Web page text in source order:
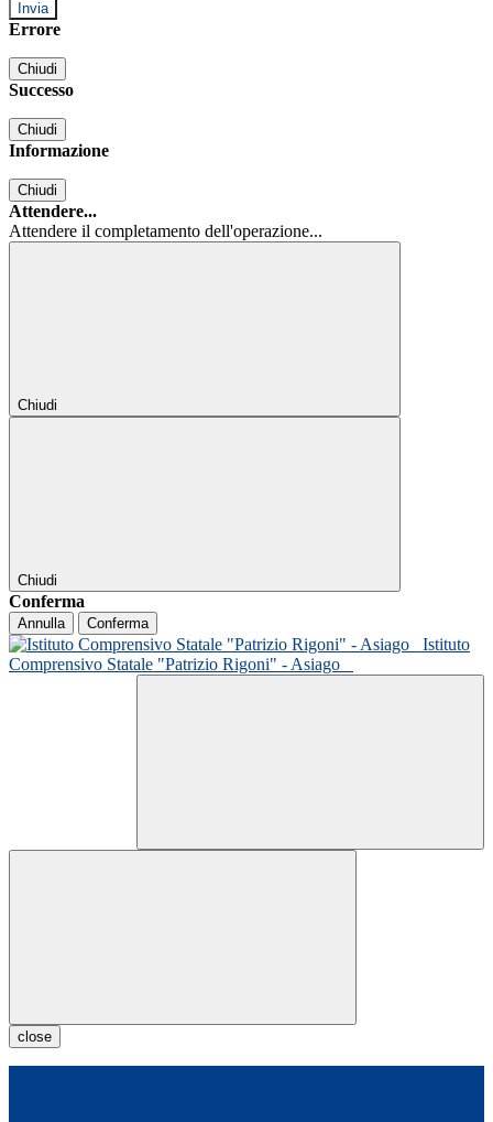
Errore
Chiudi
Successo
Chiudi
Informazione
Chiudi
Attendere...
Attendere il completamento dell'operazione...
Chiudi
Chiudi
Conferma
Annulla Conferma
Istituto
Comprensivo Statale "Patrizio Rigoni" - Asiago
close